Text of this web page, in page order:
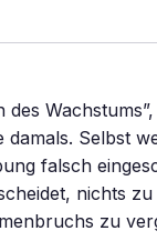
des
damals. Selbst
falsch
nichts
zu